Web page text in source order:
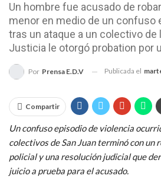
Un hombre fue acusado de
menor en medio de un confuso
tras un ataque a un colectivo de
Justicia le otorgó probation por
Por Prensa E.D.V Publicada el
Compartir
Un confuso episodio de violencia
colectivos de San Juan terminó con un
policial y una resolución judicial que
juicio a prueba para el acusado.